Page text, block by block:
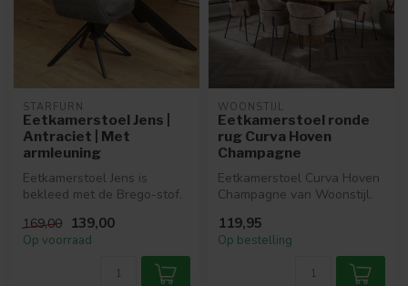
STARFURN
Eetkamerstoel Jens |
Antraciet | Met
armleuning
Eetkamerstoel Jens is
bekleed met de Brego-stof.
draaibaa...
169,00 139,00
Op voorraad
WOONSTIJL
Eetkamerstoel ronde
rug Curva Hoven
Champagne
Eetkamerstoel Curva Hoven
Champagne van Woonstijl.
stalen...
119,95
Op bestelling